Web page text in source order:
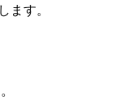
ます。